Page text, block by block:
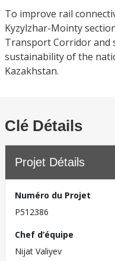
To improve rail
Kyzylzhar-Mointy
Transport Corridor and
sustainability of the
Kazakhstan.
Clé Détails
Projet Détails
Numéro du Projet
P512386
Chef d’équipe
Nijat Valiyev